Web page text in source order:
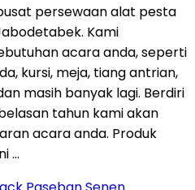
persewaan alat pesta
Kami
acara anda, seperti
kursi, meja, tiang antrian,
masih banyak lagi. Berdiri
tahun kami akan
acara anda. Produk
…